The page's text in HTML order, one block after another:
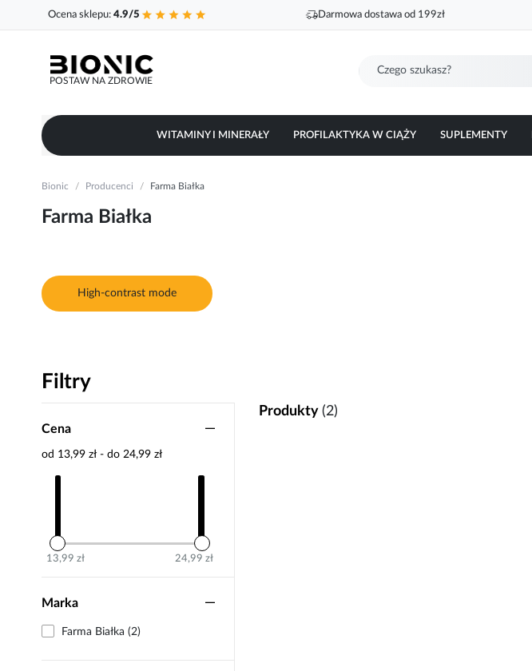
Ocena sklepu: 4.9/5 Darmowa dostawa od 199zł
POSTAW NA ZDROWIE
WITAMINY I MINERAŁY PROFILAKTYKA W CIĄŻY SUPLEMENTY
Bionic Producenci Farma Białka
Farma Białka
High-contrast mode
Filtry
Cena
od 13,99 zł - do 24,99 zł
13,99 zł 24,99 zł
Marka
Farma Białka (2)
Produkty (2)